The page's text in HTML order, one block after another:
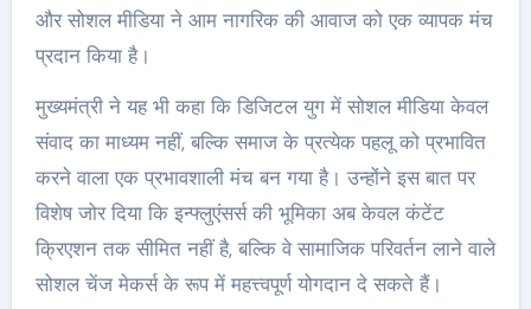
और सोशल मीडिया ने आम नागरिक की आवाज को एक व्यापक मंच
प्रदान किया है।
मुख्यमंत्री ने यह भी कहा कि डिजिटल युग में सोशल मीडिया केवल
संवाद का माध्यम नहीं, बल्कि समाज के प्रत्येक पहलू को प्रभावित
करने वाला एक प्रभावशाली मंच बन गया है। उन्होंने इस बात पर
विशेष जोर दिया कि इन्फ्लुएंसर्स की भूमिका अब केवल कंटेंट
क्रिएशन तक सीमित नहीं है, बल्कि वे सामाजिक परिवर्तन लाने वाले
सोशल चेंज मेकर्स के रूप में महत्त्वपूर्ण योगदान दे सकते हैं।